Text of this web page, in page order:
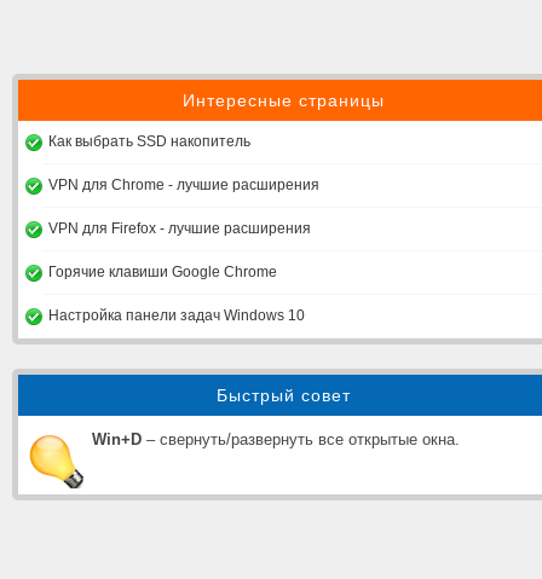
Интересные страницы
Как выбрать SSD накопитель
VPN для Chrome - лучшие расширения
VPN для Firefox - лучшие расширения
Горячие клавиши Google Chrome
Настройка панели задач Windows 10
Быстрый совет
Win+D – свернуть/развернуть все открытые окна.